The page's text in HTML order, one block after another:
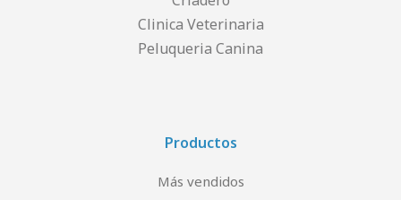
Clinica Veterinaria
Peluqueria Canina
Productos
Más vendidos